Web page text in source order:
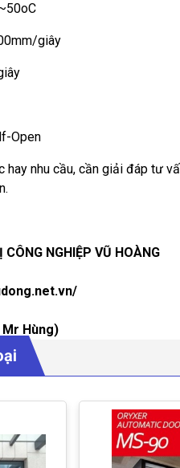
giây
Open
hay nhu cầu, cần giải đáp tư
NGHIỆP VŨ HOÀNG
Mr Hùng)